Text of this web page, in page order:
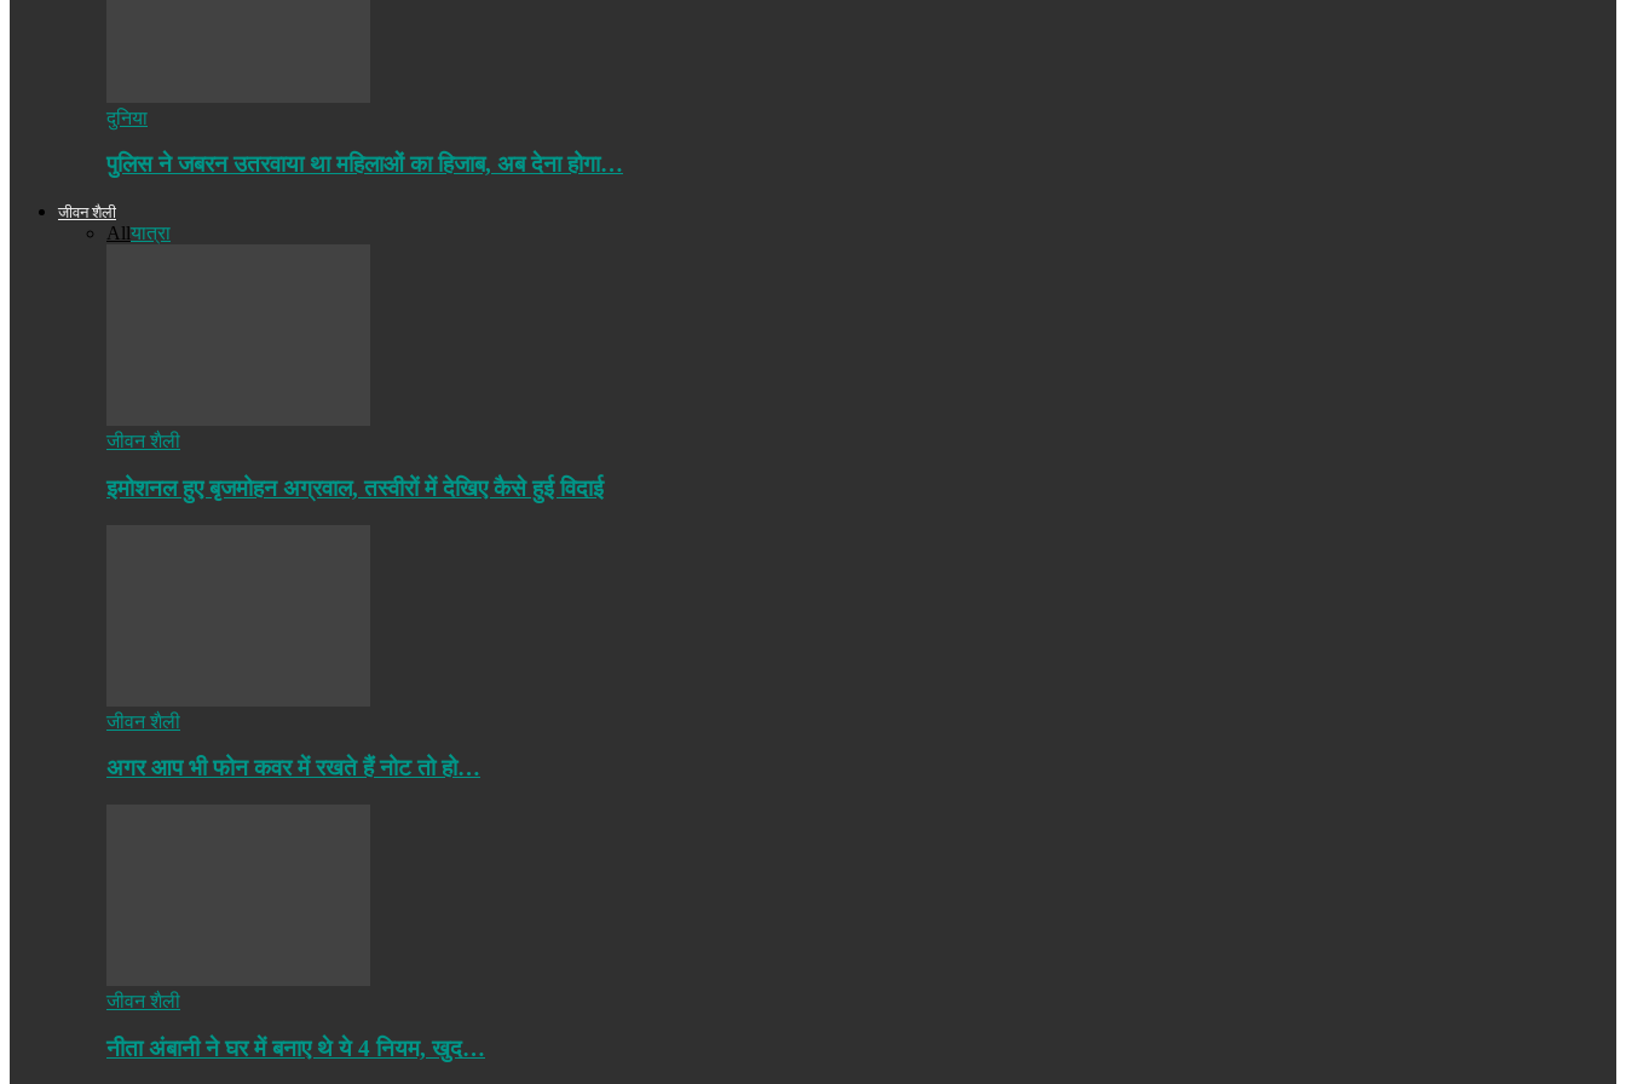
दुनिया
पुलिस ने जबरन उतरवाया था महिलाओं का हिजाब, अब देना होगा…
जीवन शैली
Allयात्रा
जीवन शैली
इमोशनल हुए बृजमोहन अग्रवाल, तस्वीरों में देखिए कैसे हुई विदाई
जीवन शैली
अगर आप भी फोन कवर में रखते हैं नोट तो हो…
जीवन शैली
नीता अंबानी ने घर में बनाए थे ये 4 नियम, खुद…